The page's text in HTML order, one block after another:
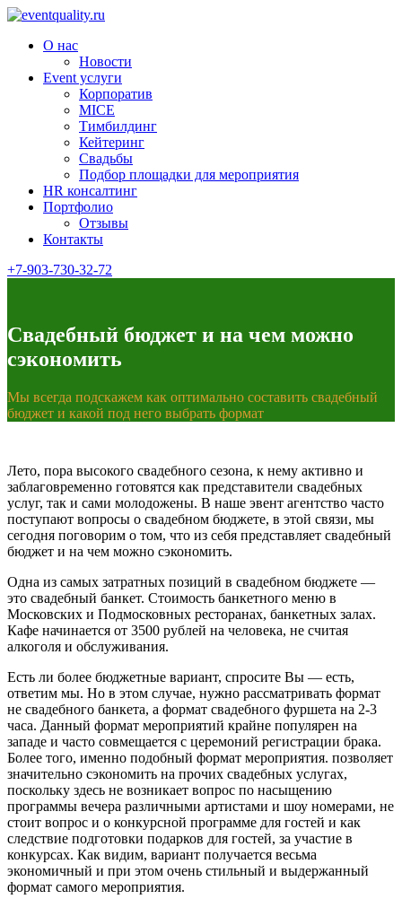
О нас
Новости
Event услуги
Корпоратив
MICE
Тимбилдинг
Кейтеринг
Свадьбы
Подбор площадки для мероприятия
HR консалтинг
Портфолио
Отзывы
Контакты
+7-903-730-32-72
Свадебный бюджет и на чем можно
сэкономить
Мы всегда подскажем как оптимально составить свадебный
бюджет и какой под него выбрать формат
Лето, пора высокого свадебного сезона, к нему активно и
заблаговременно готовятся как представители свадебных
услуг, так и сами молодожены. В наше эвент агентство часто
поступают вопросы о свадебном бюджете, в этой связи, мы
сегодня поговорим о том, что из себя представляет свадебный
бюджет и на чем можно сэкономить.
Одна из самых затратных позиций в свадебном бюджете —
это свадебный банкет. Стоимость банкетного меню в
Московских и Подмосковных ресторанах, банкетных залах.
Кафе начинается от 3500 рублей на человека, не считая
алкоголя и обслуживания.
Есть ли более бюджетные вариант, спросите Вы — есть,
ответим мы. Но в этом случае, нужно рассматривать формат
не свадебного банкета, а формат свадебного фуршета на 2-3
часа. Данный формат мероприятий крайне популярен на
западе и часто совмещается с церемоний регистрации брака.
Более того, именно подобный формат мероприятия. позволяет
значительно сэкономить на прочих свадебных услугах,
поскольку здесь не возникает вопрос по насыщению
программы вечера различными артистами и шоу номерами, не
стоит вопрос и о конкурсной программе для гостей и как
следствие подготовки подарков для гостей, за участие в
конкурсах. Как видим, вариант получается весьма
экономичный и при этом очень стильный и выдержанный
формат самого мероприятия.